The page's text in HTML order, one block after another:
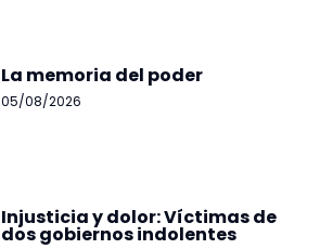
La memoria del poder
05/08/2026
Injusticia y dolor: Víctimas de
dos gobiernos indolentes